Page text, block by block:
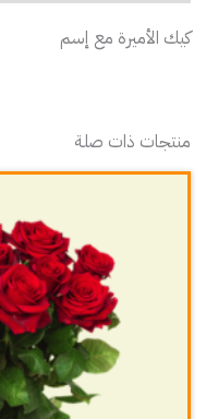
كيك الأميرة مع إسم
منتجات ذات صلة